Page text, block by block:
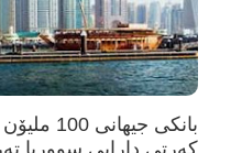
بانکی